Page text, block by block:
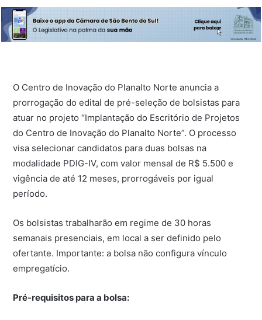
O Centro de Inovação do Planalto Norte anuncia a
prorrogação do edital de pré-seleção de bolsistas para
atuar no projeto “Implantação do Escritório de Projetos
do Centro de Inovação do Planalto Norte”. O processo
visa selecionar candidatos para duas bolsas na
modalidade PDIG-IV, com valor mensal de R$ 5.500 e
vigência de até 12 meses, prorrogáveis por igual
período.
Os bolsistas trabalharão em regime de 30 horas
semanais presenciais, em local a ser definido pelo
ofertante. Importante: a bolsa não configura vínculo
empregatício.
Pré-requisitos para a bolsa: